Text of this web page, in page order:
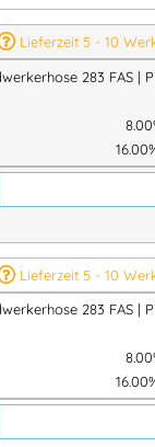
Lieferzeit 5 - 10
283 FAS |
Lieferzeit 5 - 10
283 FAS |